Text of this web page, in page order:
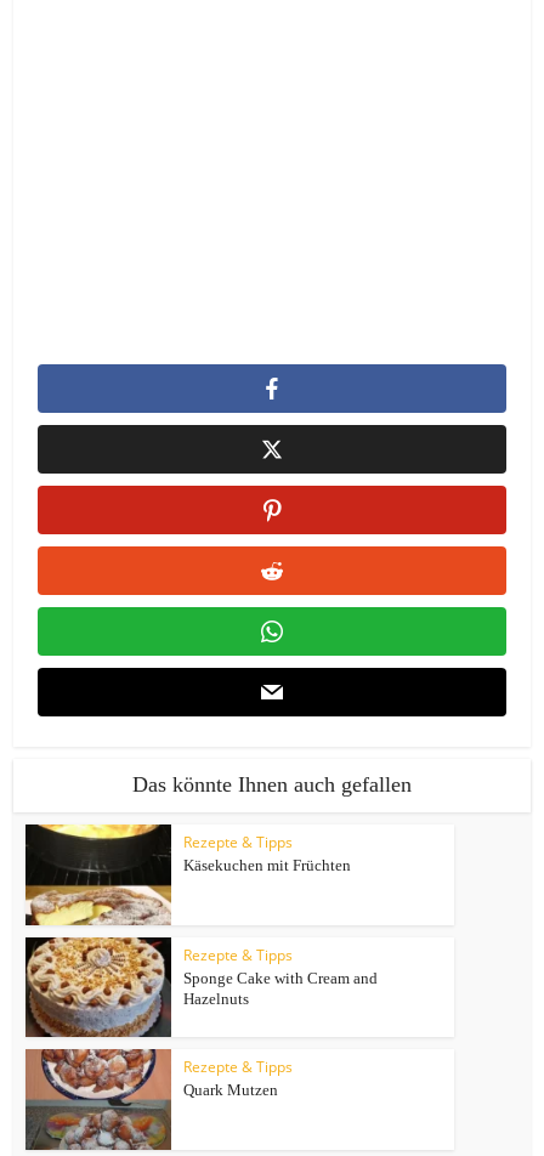
Das könnte Ihnen auch gefallen
Rezepte & Tipps
Käsekuchen mit Früchten
Rezepte & Tipps
Sponge Cake with Cream and
Hazelnuts
Rezepte & Tipps
Quark Mutzen